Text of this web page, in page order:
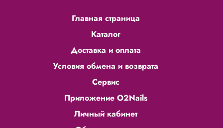
Главная страница
Каталог
Доставка и оплата
Условия обмена и возврата
Сервис
Приложение O2Nails
Личный кабинет